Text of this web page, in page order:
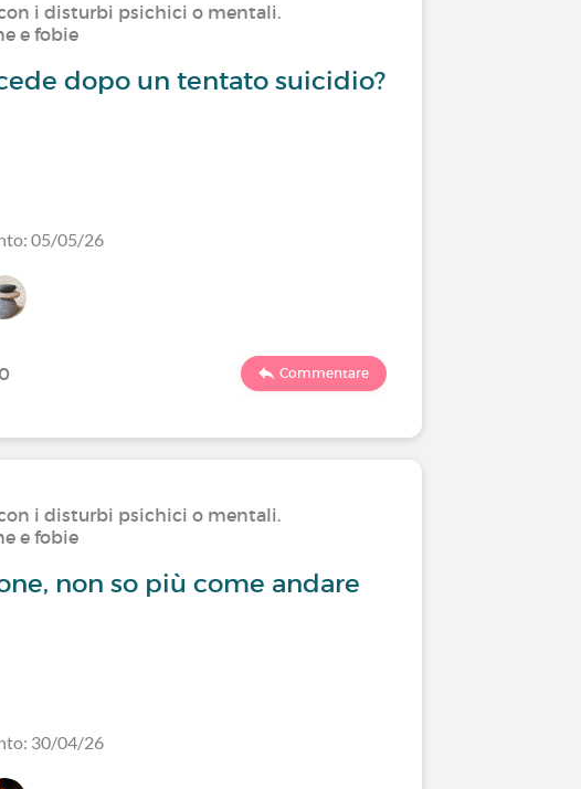
i disturbi psichici o mentali.
e fobie
dopo un tentato suicidio?
05/05/26
Commentare
i disturbi psichici o mentali.
e fobie
non so più come andare
30/04/26